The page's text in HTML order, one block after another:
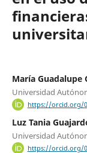
María Guadalupe
Universidad
https://orcid.org/
Luz Tania
Universidad
https://orcid.org/